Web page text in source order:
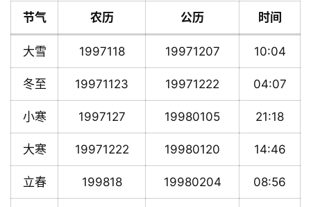
节气 农历 公历 时间
大雪 1997118 19971207 10:04
冬至 19971123 19971222 04:07
小寒 1997127 19980105 21:18
大寒 19971222 19980120 14:46
立春 199818 19980204 08:56